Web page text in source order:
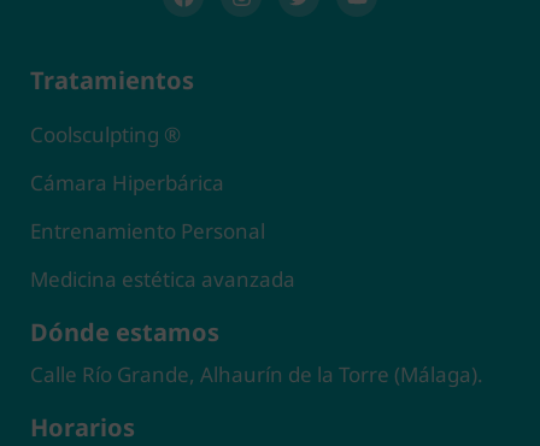
Tratamientos
Coolsculpting ®
Cámara Hiperbárica
Entrenamiento Personal
Medicina estética avanzada
Dónde estamos
Calle Río Grande, Alhaurín de la Torre (Málaga).
Horarios